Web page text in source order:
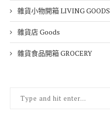
雜貨小物開箱 LIVING GOODS
雜貨店 Goods
雜貨食品開箱 GROCERY